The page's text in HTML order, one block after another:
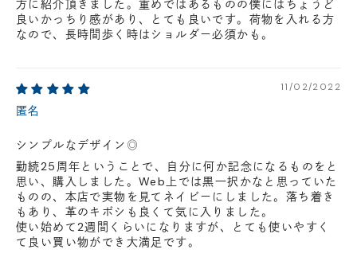
最新の在庫状況については、ご利用店舗に直接お問い
合わせください。店舗一覧はこちら
方に紹介頂きました。重めではあるものの僕にはちょうど
良いかっちり感があり、とても良いです。荷物を入れる方
なので、長時間歩く時はショルダー必須かも。
11/02/2022
匿名
シンプルなデザイン◎
勤続25周年ということで、自分に何か記念になるものをと
思い、購入しました。Web上では黒一択かなと思っていた
ものの、本店で実物を見てネイビーにしました。落ち着き
もあり、革のキボシも良くて気に入りました。
使い始めて2週間くらいになりますが、とても使いやすく
て良い買い物ができ大満足です。